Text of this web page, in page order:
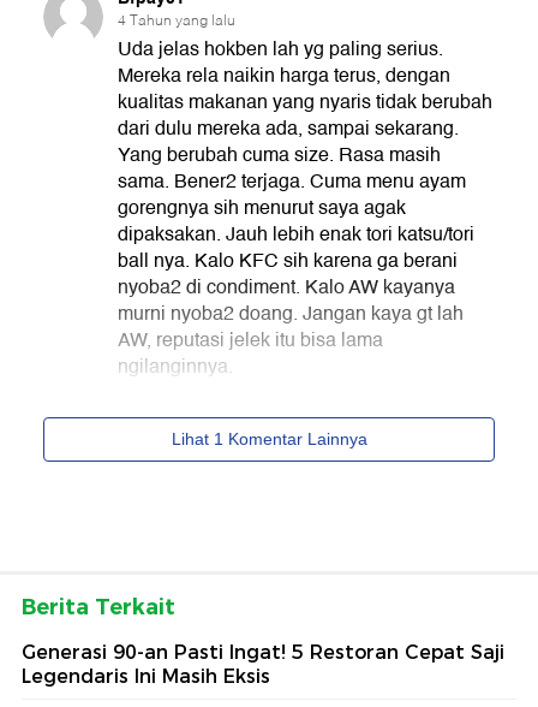
Berita Terkait
Generasi 90-an Pasti Ingat! 5 Restoran Cepat Saji
Legendaris Ini Masih Eksis